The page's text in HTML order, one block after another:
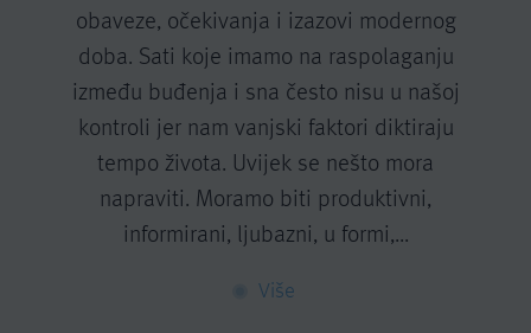
obaveze, očekivanja i izazovi modernog
doba. Sati koje imamo na raspolaganju
između buđenja i sna često nisu u našoj
kontroli jer nam vanjski faktori diktiraju
tempo života. Uvijek se nešto mora
napraviti. Moramo biti produktivni,
informirani, ljubazni, u formi,...
Više